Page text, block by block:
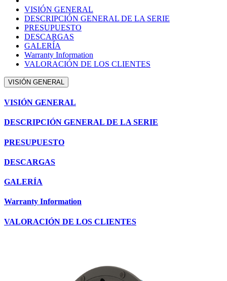
VISIÓN GENERAL
DESCRIPCIÓN GENERAL DE LA SERIE
PRESUPUESTO
DESCARGAS
GALERÍA
Warranty Information
VALORACIÓN DE LOS CLIENTES
VISIÓN GENERAL
VISIÓN GENERAL
DESCRIPCIÓN GENERAL DE LA SERIE
PRESUPUESTO
DESCARGAS
GALERÍA
Warranty Information
VALORACIÓN DE LOS CLIENTES